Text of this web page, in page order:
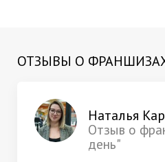
ОТЗЫВЫ О
Наталья
Отзыв о
день"